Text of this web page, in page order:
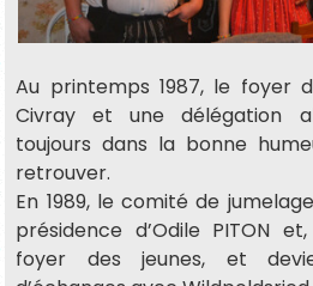
Au printemps 1987, le foyer
Civray et une délégation
toujours dans la bonne
retrouver.
En 1989, le comité de
présidence d’Odile PITON
foyer des jeunes, et